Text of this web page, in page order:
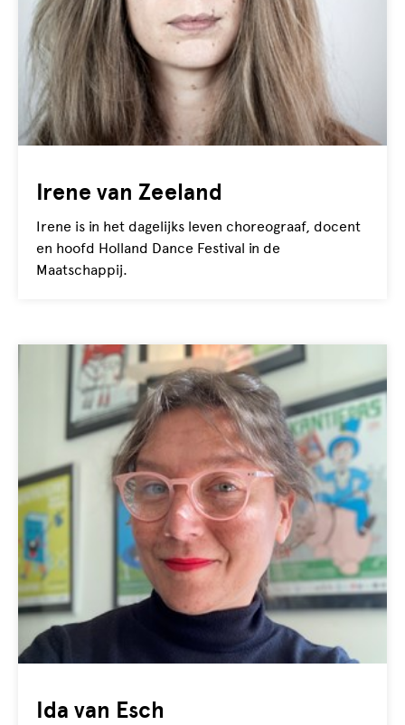
Irene van Zeeland
Irene is in het dagelijks leven choreograaf, docent
en hoofd Holland Dance Festival in de
Maatschappij.
Ida van Esch